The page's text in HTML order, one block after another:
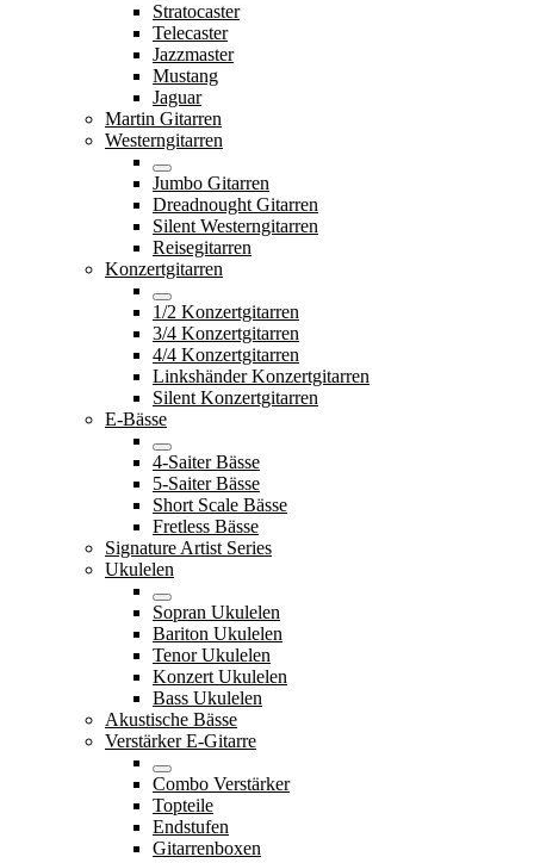
Stratocaster
Telecaster
Jazzmaster
Mustang
Jaguar
Martin Gitarren
Westerngitarren
Jumbo Gitarren
Dreadnought Gitarren
Silent Westerngitarren
Reisegitarren
Konzertgitarren
1/2 Konzertgitarren
3/4 Konzertgitarren
4/4 Konzertgitarren
Linkshänder Konzertgitarren
Silent Konzertgitarren
E-Bässe
4-Saiter Bässe
5-Saiter Bässe
Short Scale Bässe
Fretless Bässe
Signature Artist Series
Ukulelen
Sopran Ukulelen
Bariton Ukulelen
Tenor Ukulelen
Konzert Ukulelen
Bass Ukulelen
Akustische Bässe
Verstärker E-Gitarre
Combo Verstärker
Topteile
Endstufen
Gitarrenboxen